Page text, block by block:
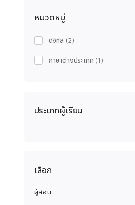
หมวดหมู่
ดิจิทัล (2)
ภาษาต่างประเทศ (1)
ประเภทผู้เรียน
เลือก
ผู้สอน